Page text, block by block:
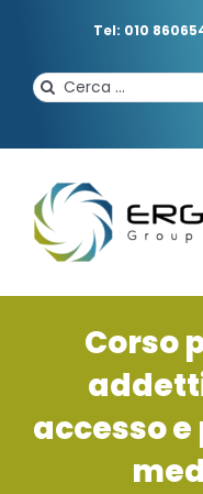
Tel: 010
Cerca
per:
Corso
accesso